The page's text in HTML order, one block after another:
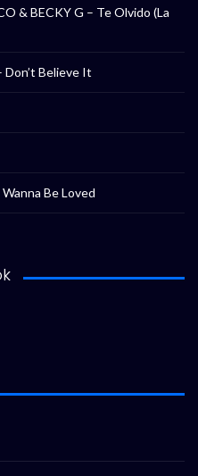
& BECKY G – Te Olvido (La
Don’t Believe It
Be Loved